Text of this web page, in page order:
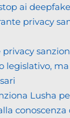
ai
privacy
privacy
legislativo,